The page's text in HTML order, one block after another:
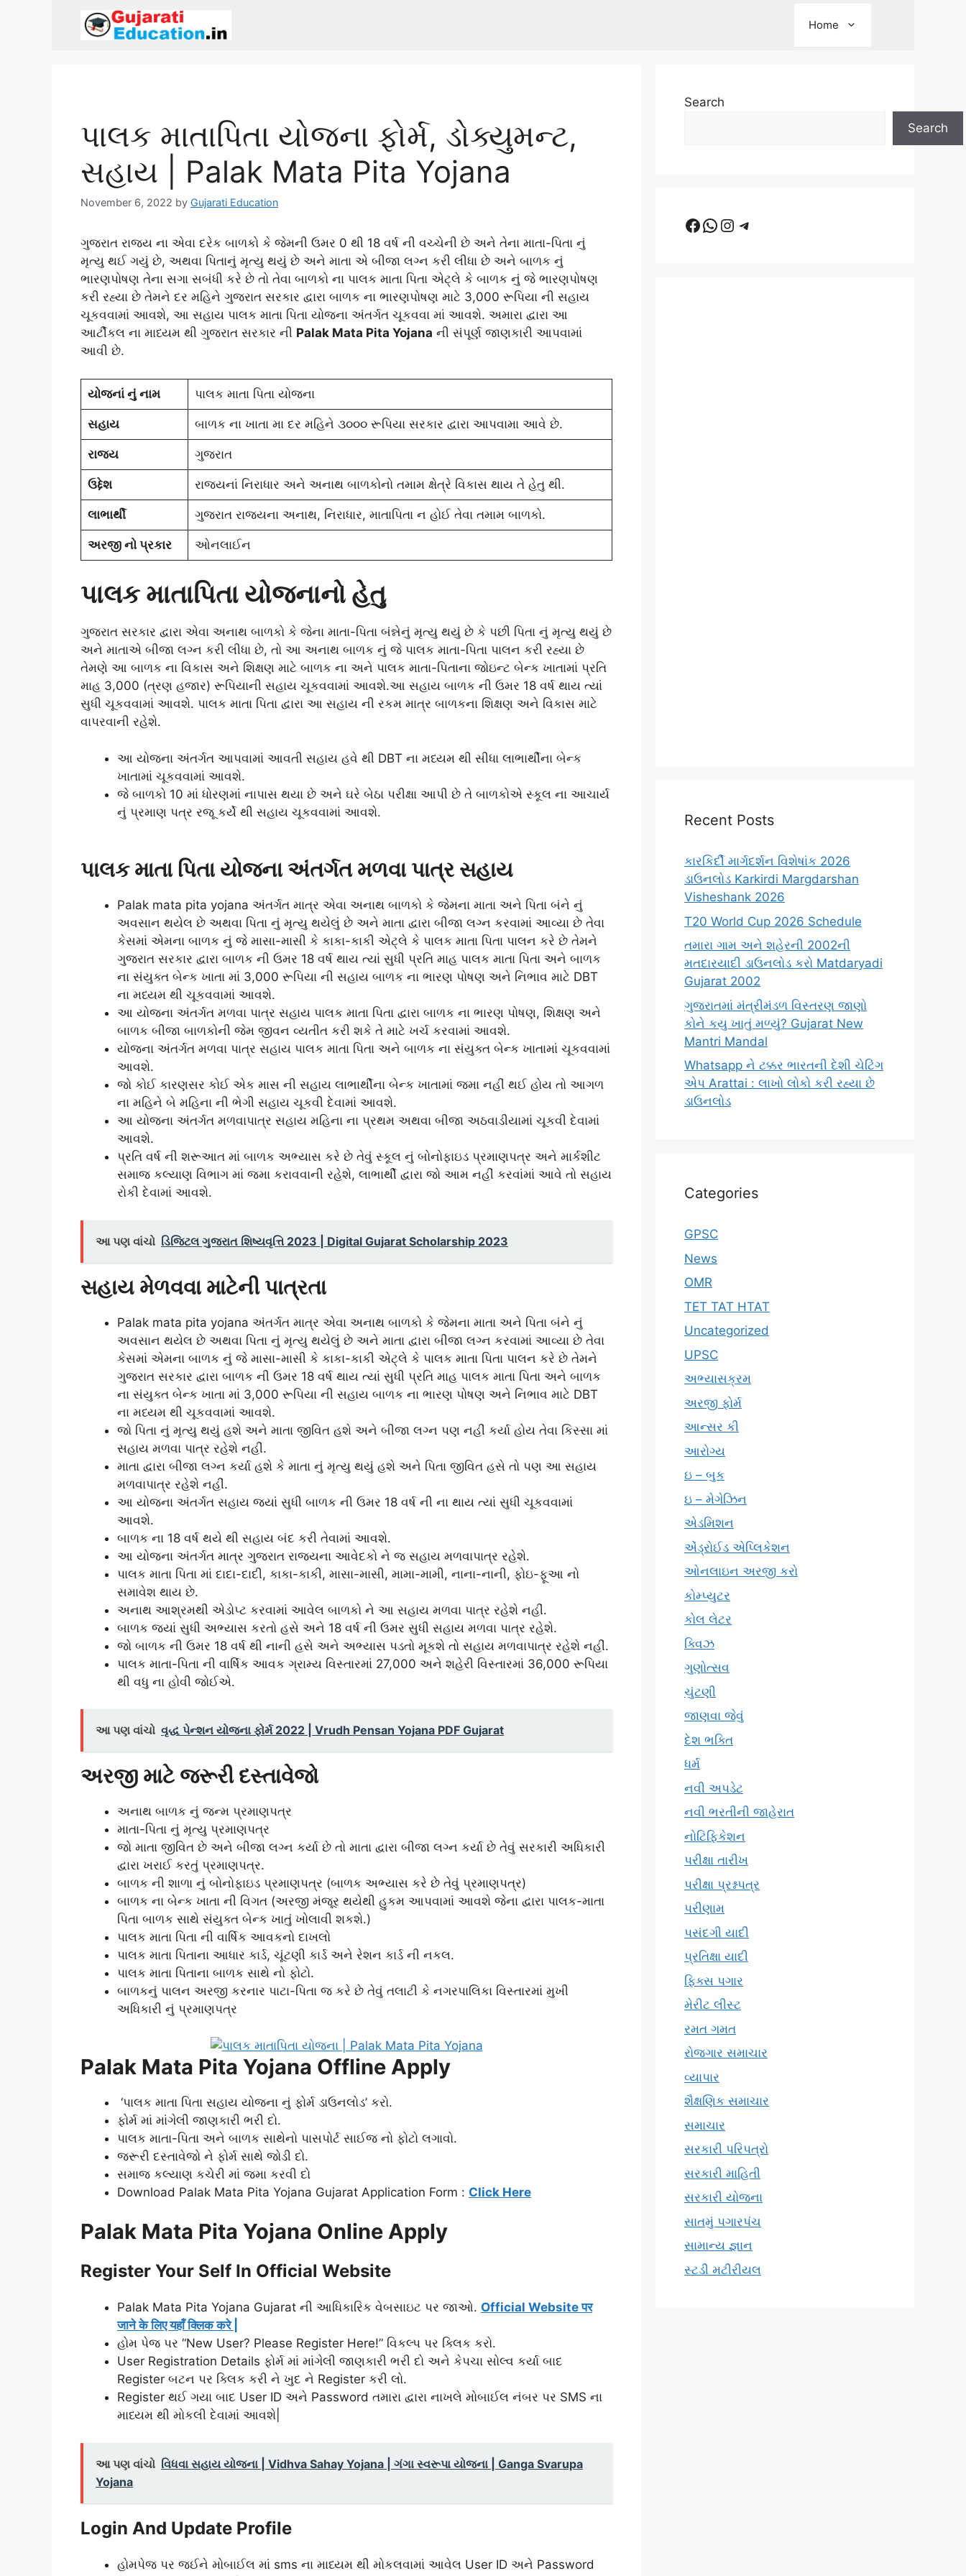
Home
પાલક માતાપિતા યોજના ફોર્મ, ડોક્યુમન્ટ,
સહાય | Palak Mata Pita Yojana
November 6, 2022 by Gujarati Education
ગુજરાત રાજ્ય ના એવા દરેક બાળકો કે જેમની ઉમર 0 થી 18 વર્ષ ની વચ્ચેની છે અને તેના માતા-પિતા નું
મૃત્યુ થઈ ગયું છે, અથવા પિતાનું મૃત્યુ થયું છે અને માતા એ બીજા લગ્ન કરી લીધા છે અને બાળક નું
ભારણપોષણ તેના સગા સબંધી કરે છે તો તેવા બાળકો ના પાલક માતા પિતા એટ્લે કે બાળક નું જે ભારણપોષણ
કરી રહ્યા છે તેમને દર મહિને ગુજરાત સરકાર દ્વારા બાળક ના ભારણપોષણ માટે 3,000 રૂપિયા ની સહાય
ચૂકવવામાં આવશે, આ સહાય પાલક માતા પિતા યોજના અંતર્ગત ચૂકવવા માં આવશે. અમારા દ્વારા આ
આર્ટીકલ ના માધ્યમ થી ગુજરાત સરકાર ની Palak Mata Pita Yojana ની સંપૂર્ણ જાણકારી આપવામાં
આવી છે.
યોજનાં નું નામ પાલક માતા પિતા યોજના
સહાય બાળક ના ખાતા મા દર મહિને ૩૦૦૦ રૂપિયા સરકાર દ્વારા આપવામા આવે છે.
રાજ્ય ગુજરાત
ઉદ્દેશ રાજ્યનાં નિરાધાર અને અનાથ બાળકોનો તમામ ક્ષેત્રે વિકાસ થાય તે હેતુ થી.
લાભાર્થી ગુજરાત રાજ્યના અનાથ, નિરાધાર, માતાપિતા ન હોઈ તેવા તમામ બાળકો.
અરજી નો પ્રકાર ઓનલાઈન
પાલક માતાપિતા યોજનાનો હેતુ
ગુજરાત સરકાર દ્વારા એવા અનાથ બાળકો કે જેના માતા-પિતા બંન્નેનું મૃત્યુ થયું છે કે પછી પિતા નું મૃત્યુ થયું છે
અને માતાએ બીજા લગ્ન કરી લીધા છે, તો આ અનાથ બાળક નું જે પાલક માતા-પિતા પાલન કરી રહ્યા છે
તેમણે આ બાળક ના વિકાસ અને શિક્ષણ માટે બાળક ના અને પાલક માતા-પિતાના જોઇન્ટ બેન્ક ખાતામાં પ્રતિ
માહ 3,000 (ત્રણ હજાર) રૂપિયાની સહાય ચૂકવવામાં આવશે.આ સહાય બાળક ની ઉમર 18 વર્ષ થાય ત્યાં
સુધી ચૂકવવામાં આવશે. પાલક માતા પિતા દ્વારા આ સહાય ની રકમ માત્ર બાળકના શિક્ષણ અને વિકાસ માટે
વાપરવાની રહેશે.
આ યોજના અંતર્ગત આપવામાં આવતી સહાય હવે થી DBT ના મધ્યમ થી સીધા લાભાર્થીના બેન્ક
ખાતામાં ચૂકવવામાં આવશે.
જે બાળકો 10 માં ધોરણમાં નાપાસ થયા છે અને ઘરે બેઠા પરીક્ષા આપી છે તે બાળકોએ સ્કૂલ ના આચાર્ય
નું પ્રમાણ પત્ર રજૂ કર્યે થી સહાય ચૂકવવામાં આવશે.
પાલક માતા પિતા યોજના અંતર્ગત મળવા પાત્ર સહાય
Palak mata pita yojana અંતર્ગત માત્ર એવા અનાથ બાળકો કે જેમના માતા અને પિતા બંને નું
અવસાન થયેલ છે અથવા પિતા નું મૃત્યુ થયેલું છે અને માતા દ્વારા બીજા લગ્ન કરવામાં આવ્યા છે તેવા
કેસમાં એમના બાળક નું જે માસા-માસી કે કાકા-કાકી એટ્લે કે પાલક માતા પિતા પાલન કરે છે તેમને
ગુજરાત સરકાર દ્વારા બાળક ની ઉમર 18 વર્ષ થાય ત્યાં સુધી પ્રતિ માહ પાલક માતા પિતા અને બાળક
ના સંયુક્ત બેન્ક ખાતા માં 3,000 રૂપિયા ની સહાય બાળક ના ભારણ પોષણ અને નિભાવ માટે DBT
ના મધ્યમ થી ચૂકવવામાં આવશે.
આ યોજના અંતર્ગત મળવા પાત્ર સહાય પાલક માતા પિતા દ્વારા બાળક ના ભારણ પોષણ, શિક્ષણ અને
બાળક બીજા બાળકોની જેમ જીવન વ્યતીત કરી શકે તે માટે ખર્ચ કરવામાં આવશે.
યોજના અંતર્ગત મળવા પાત્ર સહાય પાલક માતા પિતા અને બાળક ના સંયુક્ત બેન્ક ખાતામાં ચૂકવવામાં
આવશે.
જો કોઈ કારણસર કોઈ એક માસ ની સહાય લાભાર્થીના બેન્ક ખાતામાં જમા નહીં થઈ હોય તો આગળ
ના મહિને બે મહિના ની ભેગી સહાય ચૂકવી દેવામાં આવશે.
આ યોજના અંતર્ગત મળવાપાત્ર સહાય મહિના ના પ્રથમ અથવા બીજા અઠવાડીયામાં ચૂકવી દેવામાં
આવશે.
પ્રતિ વર્ષ ની શરૂઆત માં બાળક અભ્યાસ કરે છે તેવું સ્કૂલ નું બોનોફાઇડ પ્રમાણપત્ર અને માર્કશીટ
સમાજ કલ્યાણ વિભાગ માં જમા કરાવવાની રહેશે, લાભાર્થી દ્વારા જો આમ નહીં કરવાંમાં આવે તો સહાય
રોકી દેવામાં આવશે.
આ પણ વાંચો ડિજિટલ ગુજરાત શિષ્યવૃત્તિ 2023 | Digital Gujarat Scholarship 2023
સહાય મેળવવા માટેની પાત્રતા
Palak mata pita yojana અંતર્ગત માત્ર એવા અનાથ બાળકો કે જેમના માતા અને પિતા બંને નું
અવસાન થયેલ છે અથવા પિતા નું મૃત્યુ થયેલું છે અને માતા દ્વારા બીજા લગ્ન કરવામાં આવ્યા છે તેવા
કેસમાં એમના બાળક નું જે માસા-માસી કે કાકા-કાકી એટ્લે કે પાલક માતા પિતા પાલન કરે છે તેમને
ગુજરાત સરકાર દ્વારા બાળક ની ઉમર 18 વર્ષ થાય ત્યાં સુધી પ્રતિ માહ પાલક માતા પિતા અને બાળક
ના સંયુક્ત બેન્ક ખાતા માં 3,000 રૂપિયા ની સહાય બાળક ના ભારણ પોષણ અને નિભાવ માટે DBT
ના મધ્યમ થી ચૂકવવામાં આવશે.
જો પિતા નું મૃત્યુ થયું હશે અને માતા જીવિત હશે અને બીજા લગ્ન પણ નહીં કર્યા હોય તેવા કિસ્સા માં
સહાય મળવા પાત્ર રહેશે નહીં.
માતા દ્વારા બીજા લગ્ન કર્યા હશે કે માતા નું મૃત્યુ થયું હશે અને પિતા જીવિત હસે તો પણ આ સહાય
મળવાપાત્ર રહેશે નહીં.
આ યોજના અંતર્ગત સહાય જ્યાં સુધી બાળક ની ઉમર 18 વર્ષ ની ના થાય ત્યાં સુધી ચૂકવવામાં
આવશે.
બાળક ના 18 વર્ષ થયે થી સહાય બંદ કરી તેવામાં આવશે.
આ યોજના અંતર્ગત માત્ર ગુજરાત રાજ્યના આવેદકો ને જ સહાય મળવાપાત્ર રહેશે.
પાલક માતા પિતા માં દાદા-દાદી, કાકા-કાકી, માસા-માસી, મામા-મામી, નાના-નાની, ફોઇ-ફૂઆ નો
સમાવેશ થાય છે.
અનાથ આશ્રમથી એડોપ્ટ કરવામાં આવેલ બાળકો ને આ સહાય મળવા પાત્ર રહેશે નહીં.
બાળક જ્યાં સુધી અભ્યાસ કરતો હસે અને 18 વર્ષ ની ઉમર સુધી સહાય મળવા પાત્ર રહેશે.
જો બાળક ની ઉમર 18 વર્ષ થી નાની હસે અને અભ્યાસ પડતો મૂકશે તો સહાય મળવાપાત્ર રહેશે નહીં.
પાલક માતા-પિતા ની વાર્ષિક આવક ગ્રામ્ય વિસ્તારમાં 27,000 અને શહેરી વિસ્તારમાં 36,000 રૂપિયા
થી વધુ ના હોવી જોઈએ.
આ પણ વાંચો વૃદ્ધ પેન્શન યોજના ફોર્મ 2022 | Vrudh Pensan Yojana PDF Gujarat
અરજી માટે જરૂરી દસ્તાવેજો
અનાથ બાળક નું જન્મ પ્રમાણપત્ર
માતા-પિતા નું મૃત્યુ પ્રમાણપત્ર
જો માતા જીવિત છે અને બીજા લગ્ન કર્યા છે તો માતા દ્વારા બીજા લગ્ન કર્યા છે તેવું સરકારી અધિકારી
દ્વારા ખરાઈ કરતું પ્રમાણપત્ર.
બાળક ની શાળા નું બોનોફાઇડ પ્રમાણપત્ર (બાળક અભ્યાસ કરે છે તેવું પ્રમાણપત્ર)
બાળક ના બેન્ક ખાતા ની વિગત (અરજી મંજૂર થયેથી હુકમ આપવામાં આવશે જેના દ્વારા પાલક-માતા
પિતા બાળક સાથે સંયુક્ત બેન્ક ખાતું ખોલાવી શકશે.)
પાલક માતા પિતા ની વાર્ષિક આવકનો દાખલો
પાલક માતા પિતાના આધાર કાર્ડ, ચૂંટણી કાર્ડ અને રેશન કાર્ડ ની નકલ.
પાલક માતા પિતાના બાળક સાથે નો ફોટો.
બાળકનું પાલન અરજી કરનાર પાટા-પિતા જ કરે છે તેવું તલાટી કે નગરપાલિકા વિસ્તારમાં મુખી
અધિકારી નું પ્રમાણપત્ર
Palak Mata Pita Yojana Offline Apply
‘પાલક માતા પિતા સહાય યોજના નું ફોર્મ ડાઉનલોડ’ કરો.
ફોર્મ માં માંગેલી જાણકારી ભરી દો.
પાલક માતા-પિતા અને બાળક સાથેનો પાસપોર્ટ સાઈજ નો ફોટો લગાવો.
જરૂરી દસ્તાવેજો ને ફોર્મ સાથે જોડી દો.
સમાજ કલ્યાણ કચેરી માં જમા કરવી દો
Download Palak Mata Pita Yojana Gujarat Application Form : Click Here
Palak Mata Pita Yojana Online Apply
Register Your Self In Official Website
Palak Mata Pita Yojana Gujarat ની આધિકારિક વેબસાઇટ પર જાઓ. Official Website पर
जाने के लिए यहाँ क्लिक करे |
હોમ પેજ પર “New User? Please Register Here!” વિકલ્પ પર ક્લિક કરો.
User Registration Details ફોર્મ માં માંગેલી જાણકારી ભરી દો અને કેપચા સોલ્વ કર્યા બાદ
Register બટન પર ક્લિક કરી ને ખુદ ને Register કરી લો.
Register થઈ ગયા બાદ User ID અને Password તમારા દ્વારા નાખલે મોબાઈલ નંબર પર SMS ના
માધ્યમ થી મોકલી દેવામાં આવશે|
આ પણ વાંચો વિધવા સહાય યોજના | Vidhva Sahay Yojana | ગંગા સ્વરૂપા યોજના | Ganga Svarupa
Yojana
Login And Update Profile
હોમપેજ પર જઈને મોબાઈલ માં sms ના માધ્યમ થી મોકલવામાં આવેલ User ID અને Password
Search
Search
Facebook
WhatsApp
Instagram
Telegram
Recent Posts
કારકિર્દી માર્ગદર્શન વિશેષાંક 2026
ડાઉનલોડ Karkirdi Margdarshan
Visheshank 2026
T20 World Cup 2026 Schedule
તમારા ગામ અને શહેરની 2002ની
મતદારયાદી ડાઉનલોડ કરો Matdaryadi
Gujarat 2002
ગુજરાતમાં મંત્રીમંડળ વિસ્તરણ જાણો
કોને કયુ ખાતું મળ્યું? Gujarat New
Mantri Mandal
Whatsapp ને ટક્કર ભારતની દેશી ચેટિંગ
એપ Arattai : લાખો લોકો કરી રહ્યા છે
ડાઉનલોડ
Categories
GPSC
News
OMR
TET TAT HTAT
Uncategorized
UPSC
અભ્યાસક્રમ
અરજી ફોર્મ
આન્સર કી
આરોગ્ય
ઇ – બુક
ઇ – મેગેઝિન
એડમિશન
એંડ્રોઈડ એપ્લિકેશન
ઓનલાઇન અરજી કરો
કોમ્પ્યુટર
કોલ લેટર
ક્વિઝ
ગુણોત્સવ
ચુંટણી
જાણવા જેવું
દેશ ભક્તિ
ધર્મ
નવી અપડેટ
નવી ભરતીની જાહેરાત
નોટિફિકેશન
પરીક્ષા તારીખ
પરીક્ષા પ્રશ્નપત્ર
પરીણામ
પસંદગી યાદી
પ્રતિક્ષા યાદી
ફિક્સ પગાર
મેરીટ લીસ્ટ
રમત ગમત
રોજગાર સમાચાર
વ્યાપાર
શૈક્ષણિક સમાચાર
સમાચાર
સરકારી પરિપત્રો
સરકારી માહિતી
સરકારી યોજના
સાતમું પગારપંચ
સામાન્ય જ્ઞાન
સ્ટડી મટીરીયલ